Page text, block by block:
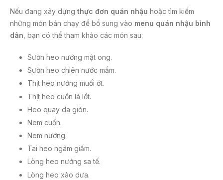
Nếu đang xây dựng thực đơn quán nhậu hoặc tìm kiếm
những món bán chạy để bổ sung vào menu quán nhậu bình
dân , bạn có thể tham khảo các món sau:
Sườn heo nướng mật ong.
Sườn heo chiên nước mắm.
Thịt heo nướng muối ớt.
Thịt heo cuốn lá lốt.
Heo quay da giòn.
Nem cuốn.
Nem nướng.
Tai heo ngâm giấm.
Lòng heo nướng sa tế.
Lòng heo xào dưa.